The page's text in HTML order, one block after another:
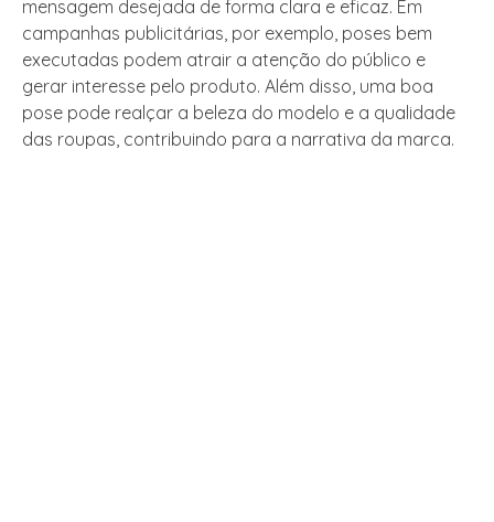
mensagem desejada de forma clara e eficaz. Em
campanhas publicitárias, por exemplo, poses bem
executadas podem atrair a atenção do público e
gerar interesse pelo produto. Além disso, uma boa
pose pode realçar a beleza do modelo e a qualidade
das roupas, contribuindo para a narrativa da marca.